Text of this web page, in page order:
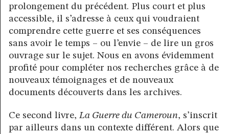
prolongement du précédent. Plus court et plus
accessible, il s’adresse à ceux qui voudraient
comprendre cette guerre et ses conséquences
sans avoir le temps – ou l’envie – de lire un gros
ouvrage sur le sujet. Nous en avons évidemment
profité pour compléter nos recherches grâce à de
nouveaux témoignages et de nouveaux
documents découverts dans les archives.
Ce second livre,La Guerre du Cameroun, s’inscrit
par ailleurs dans un contexte différent. Alors que